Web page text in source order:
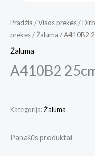
Pradžia /Visos prekės/
prekės/ Žaluma / A410B2
Žaluma
A410B2
Kategorija:Žaluma
Panašūs produktai